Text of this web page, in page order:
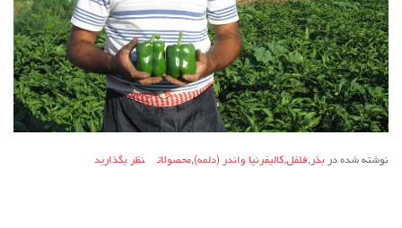
نوشته شده در بذر ,فلفل,کالیفرنیا واندر (دلمه),محصولات نظر بگذارید